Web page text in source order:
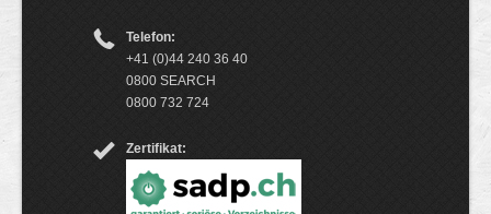
Telefon:
+41 (0)44 240 36 40
0800 SEARCH
0800 732 724
Zertifikat: